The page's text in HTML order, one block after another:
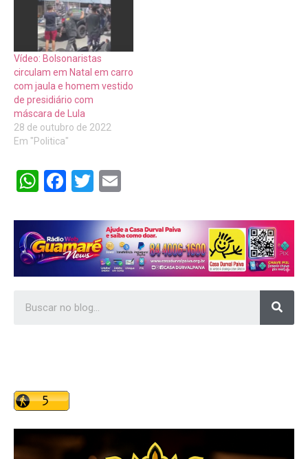
Vídeo: Bolsonaristas
circulam em Natal em carro
com jaula e homem vestido
de presidiário com
máscara de Lula
28 de outubro de 2022
Em "Politica"
WhatsApp
Facebook
Twitter